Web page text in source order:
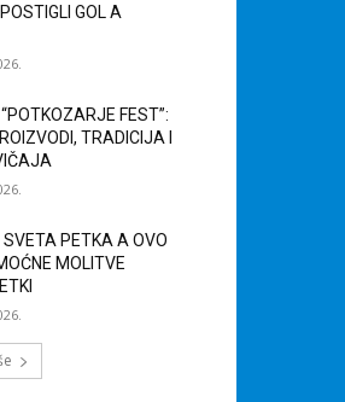
GOL A
FEST”:
TRADICIJA I
PETKA A OVO
MOLITVE